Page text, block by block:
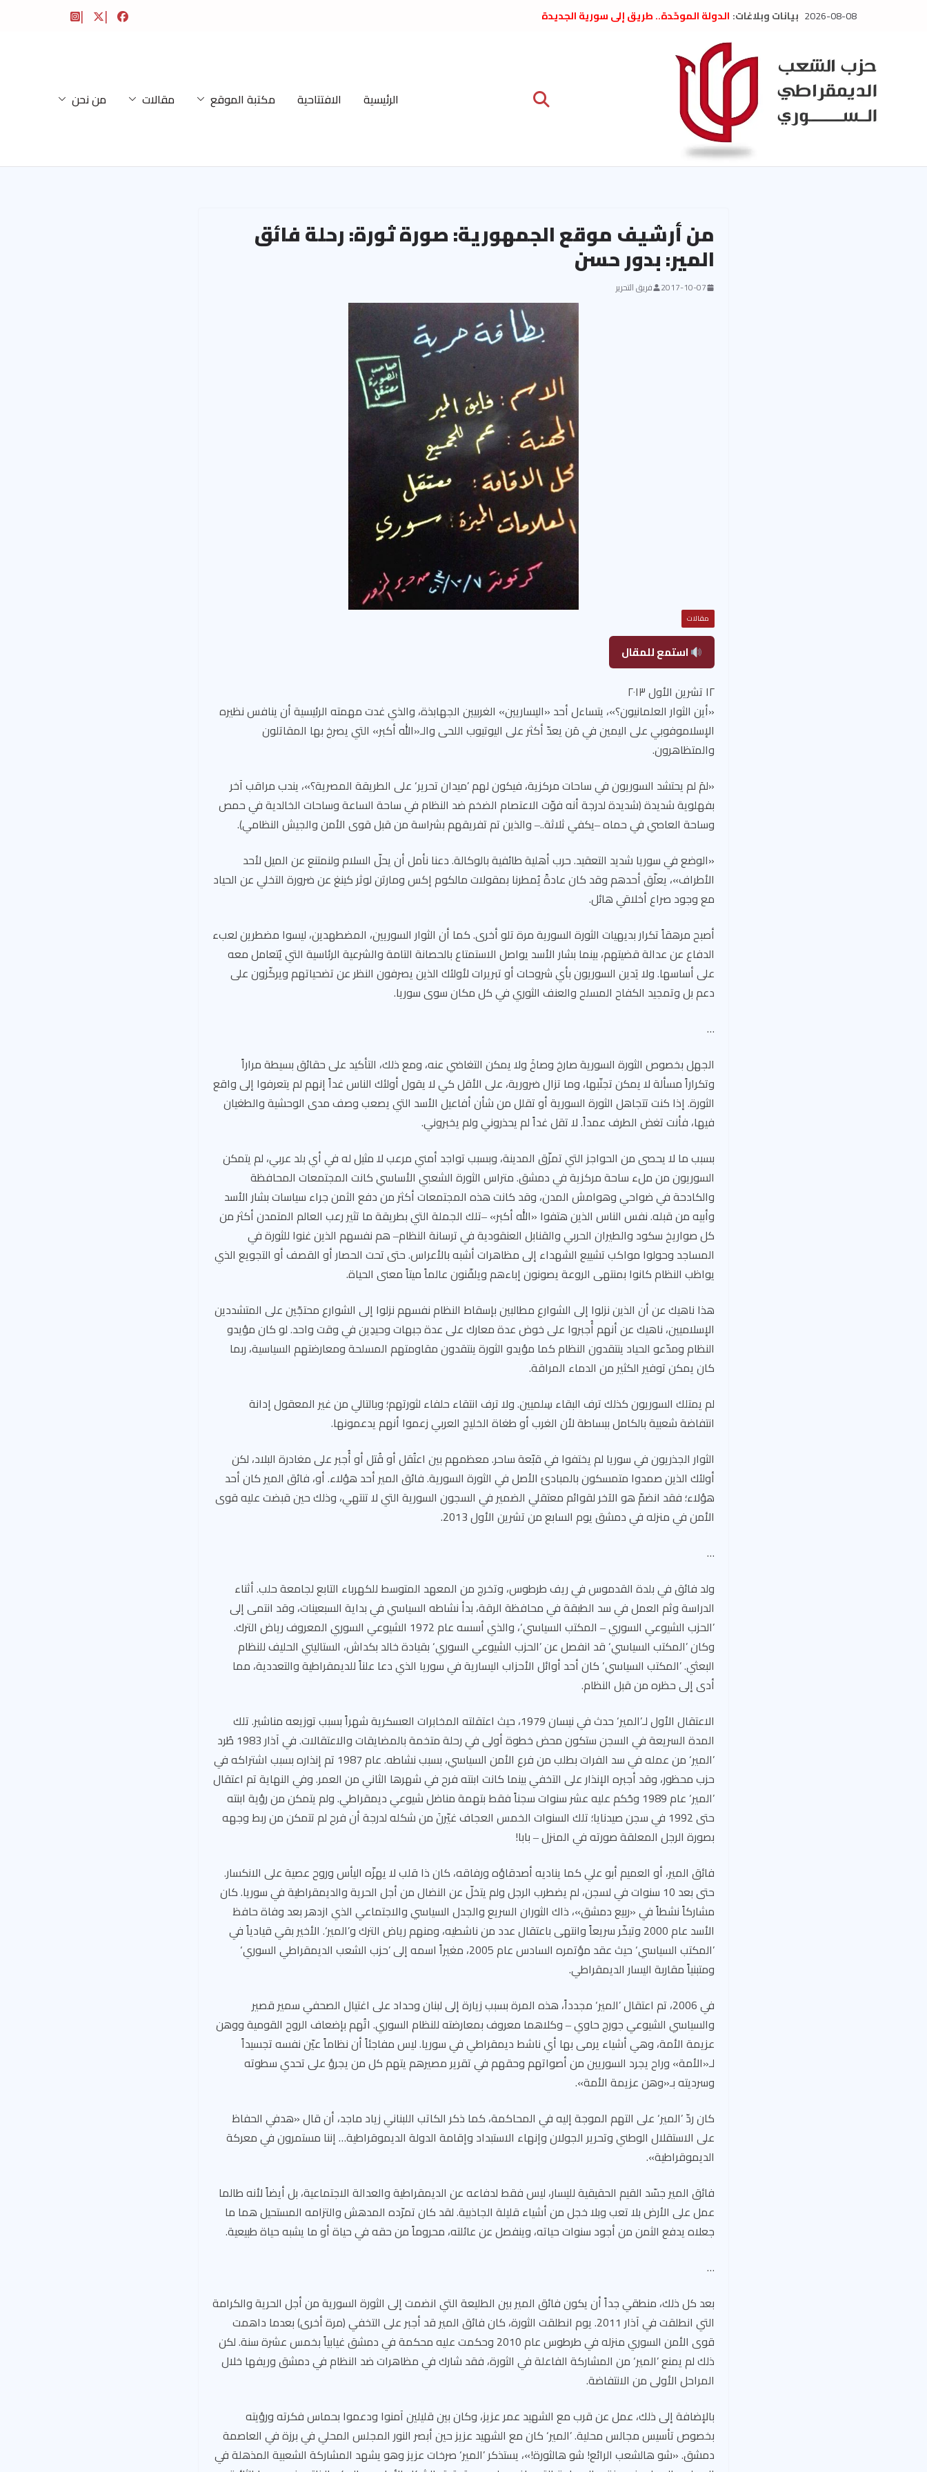
2026-08-08 بيانات وبلاغات: الدولة الموحّدة.. طريق إلى سورية الجديدة
تعزية بوفاة المناضل حسن عبدالعظيم الأمين
العام السابق لحزب الاتحاد الاشتراكي العربي
الديمقراطي
بلاغ صادر عن اجتماع اللجنة المركزية نيسان
الحرب الأمريكية الإسرائيلية على نظام الملالي
في إيران .. بيان من حزب الشعب الديمقراطي
السوري
الرئيسية الافتتاحية مكتبة الموقع مقالات من نحن
من أرشيف موقع الجمهورية: صورة ثورة: رحلة فائق
المير: بدور حسن
2017-10-07 فريق التحرير
مقالات
استمع للمقال
١٢ تشرين الأول ٢٠١٣
«أين الثوار العلمانيون؟»، يتساءل أحد «اليساريين» الغربيين الجهابذة، والذي غدت مهمته الرئيسية أن ينافس نظيره
الإسلاموفوبي على اليمين في مَن يعدّ أكثر على اليوتيوب اللحى والـ«الله أكبر» التي يصرخ بها المقاتلون
والمتظاهرون.
«لمَ لم يحتشد السوريون في ساحات مركزية، فيكون لهم ’ميدان تحرير‘ على الطريقة المصرية؟»، يندب مراقب آخر
بفهلوية شديدة (شديدة لدرجة أنه فوّت الاعتصام الضخم ضد النظام في ساحة الساعة وساحات الخالدية في حمص
وساحة العاصي في حماه ‒يكفي ثلاثة..‒ والذين تم تفريقهم بشراسة من قبل قوى الأمن والجيش النظامي).
«الوضع في سوريا شديد التعقيد. حرب أهلية طائفية بالوكالة. دعنا نأمل أن يحلّ السلام ولنمتنع عن الميل لأحد
الأطراف»، يعلّق أحدهم وقد كان عادةً يُمطرنا بمقولات مالكوم إكس ومارتن لوثر كينغ عن ضرورة التخلي عن الحياد
مع وجود صراع أخلاقي هائل.
أصبح مرهقاً تكرار بديهيات الثورة السورية مرة تلو أخرى. كما أن الثوار السوريين، المضطهدين، ليسوا مضطرين لعبء
الدفاع عن عدالة قضيتهم، بينما بشار الأسد يواصل الاستمتاع بالحصانة التامة والشرعية الرئاسية التي يُتعامل معه
على أساسها. ولا يَدين السوريون بأي شروحات أو تبريرات لأولئك الذين يصرفون النظر عن تضحياتهم ويركّزون على
دعم بل وتمجيد الكفاح المسلح والعنف الثوري في كل مكان سوى سوريا.
…
الجهل بخصوص الثورة السورية صارخ وصاخَ ولا يمكن التغاضي عنه، ومع ذلك، التأكيد على حقائق بسيطة مراراً
وتكراراً مسألة لا يمكن تجنّبها، وما تزال ضرورية، على الأقل كي لا يقول أولئك الناس غداً إنهم لم يتعرفوا إلى واقع
الثورة. إذا كنت تتجاهل الثورة السورية أو تقلل من شأن أفاعيل الأسد التي يصعب وصف مدى الوحشية والطغيان
فيها، فأنت تغض الطرف عمداً. لا تقل غداً لم يحذروني ولم يخبروني.
بسبب ما لا يحصى من الحواجز التي تمزّق المدينة، وبسبب تواجد أمني مرعب لا مثيل له في أي بلد عربي، لم يتمكن
السوريون من ملء ساحة مركزية في دمشق. متراس الثورة الشعبي الأساسي كانت المجتمعات المحافظة
والكادحة في ضواحي وهوامش المدن، وقد كانت هذه المجتمعات أكثر من دفع الثمن جراء سياسات بشار الأسد
وأبيه من قبله. نفس الناس الذين هتفوا «الله أكبر» ‒تلك الجملة التي بطريقة ما تثير رعب العالم المتمدن أكثر من
كل صواريخ سكود والطيران الحربي والقنابل العنقودية في ترسانة النظام‒ هم نفسهم الذين غنوا للثورة في
المساجد وحولوا مواكب تشييع الشهداء إلى مظاهرات أشبه بالأعراس. حتى تحت الحصار أو القصف أو التجويع الذي
يواظب النظام كانوا بمنتهى الروعة يصونون إباءهم ويلقّنون عالماً ميتاً معنى الحياة.
هذا ناهيك عن أن الذين نزلوا إلى الشوارع مطالبين بإسقاط النظام نفسهم نزلوا إلى الشوارع محتجّين على المتشددين
الإسلاميين، ناهيك عن أنهم أُجبروا على خوض عدة معارك على عدة جبهات وحيدِين في وقت واحد. لو كان مؤيدو
النظام ومدّعو الحياد ينتقدون النظام كما مؤيدو الثورة ينتقدون مقاومتهم المسلحة ومعارضتهم السياسية، ربما
كان يمكن توفير الكثير من الدماء المراقة.
لم يمتلك السوريون كذلك ترف البقاء سِلميين. ولا ترف انتقاء حلفاء لثورتهم؛ وبالتالي من غير المعقول إدانة
انتفاضة شعبية بالكامل ببساطة لأن الغرب أو طغاة الخليج العربي زعموا أنهم يدعمونها.
الثوار الجذريون في سوريا لم يختفوا في قبّعة ساحر. معظمهم بين اعتُقل أو قُتل أو أُجبر على مغادرة البلاد، لكن
أولئك الذين صمدوا متمسكون بالمبادئ الأصل في الثورة السورية. فائق المير أحد هؤلاء. أو، فائق المير كان أحد
هؤلاء؛ فقد انضمّ هو الآخر لقوائم معتقلي الضمير في السجون السورية التي لا تنتهي، وذلك حين قبضت عليه قوى
الأمن في منزله في دمشق يوم السابع من تشرين الأول 2013.
…
ولد فائق في بلدة القدموس في ريف طرطوس، وتخرج من المعهد المتوسط للكهرباء التابع لجامعة حلب. أثناء
الدراسة وثم العمل في سد الطبقة في محافظة الرقة، بدأ نشاطه السياسي في بداية السبعينات، وقد انتمى إلى
’الحزب الشيوعي السوري ‒ المكتب السياسي‘، والذي أسسه عام 1972 الشيوعي السوري المعروف رياض الترك.
وكان ’المكتب السياسي‘ قد انفصل عن ’الحزب الشيوعي السوري‘ بقيادة خالد بكداش، الستاليني الحليف للنظام
البعثي. ’المكتب السياسي‘ كان أحد أوائل الأحزاب اليسارية في سوريا الذي دعا علناً للديمقراطية والتعددية، مما
أدى إلى حظره من قبل النظام.
الاعتقال الأول لـ’المير‘ حدث في نيسان 1979، حيث اعتقلته المخابرات العسكرية شهراً بسبب توزيعه مناشير. تلك
المدة السريعة في السجن ستكون محض خطوة أولى في رحلة متخمة بالمضايقات والاعتقالات. في آذار 1983 طُرد
’المير‘ من عمله في سد الفرات بطلب من فرع الأمن السياسي، بسبب نشاطه. عام 1987 تم إنذاره بسبب اشتراكه في
حزب محظور، وقد أجبره الإنذار على التخفي بينما كانت ابنته فرح في شهرها الثاني من العمر. وفي النهاية تم اعتقال
’المير‘ عام 1989 وحُكم عليه عشر سنوات سجناً فقط بتهمة مناضل شيوعي ديمقراطي. ولم يتمكن من رؤية ابنته
حتى 1992 في سجن صيدنايا؛ تلك السنوات الخمس العجاف غيّرنَ من شكله لدرجة أن فرح لم تتمكن من ربط وجهه
بصورة الرجل المعلقة صورته في المنزل ‒ بابا!
فائق المير، أو العميم أبو علي كما يناديه أصدقاؤه ورفاقه، كان ذا قلب لا يهزّه اليأس وروح عصية على الانكسار.
حتى بعد 10 سنوات في لسجن، لم يضطرب الرجل ولم يتخلّ عن النضال من أجل الحرية والديمقراطية في سوريا. كان
مشاركاً نشطاً في «ربيع دمشق»، ذاك الثوران السريع والجدل السياسي والاجتماعي الذي ازدهر بعد وفاة حافظ
الأسد عام 2000 وتبخّر سريعاً وانتهى باعتقال عدد من ناشطيه، ومنهم رياض الترك و’المير‘. الأخير بقي قيادياً في
’المكتب السياسي‘ حيث عقد مؤتمره السادس عام 2005، مغيراً اسمه إلى ’حزب الشعب الديمقراطي السوري‘
ومتبنياً مقاربة اليسار الديمقراطي.
في 2006، تم اعتقال ’المير‘ مجدداً، هذه المرة بسبب زيارة إلى لبنان وحداد على اغتيال الصحفي سمير قصير
والسياسي الشيوعي جورج حاوي ‒ وكلاهما معروف بمعارضته للنظام السوري. اتُهم بإضعاف الروح القومية ووهن
عزيمة الأمة، وهي أشياء يرمى بها أي ناشط ديمقراطي في سوريا. ليس مفاجئاً أن نظاماً عيّن نفسه تجسيداً
لـ«الأمة» وراح يجرد السوريين من أصواتهم وحقهم في تقرير مصيرهم يتهم كل من يجرؤ على تحدي سطوته
وسرديته بـ«وهن عزيمة الأمة».
كان ردّ ’المير‘ على التهم الموجة إليه في المحاكمة، كما ذكر الكاتب اللبناني زياد ماجد، أن قال «هدفي الحفاظ
على الاستقلال الوطني وتحرير الجولان وإنهاء الاستبداد وإقامة الدولة الديموقراطية… إننا مستمرون في معركة
الديموقراطية».
فائق المير جسّد القيم الحقيقية لليسار، ليس فقط لدفاعه عن الديمقراطية والعدالة الاجتماعية، بل أيضاً لأنه طالما
عمل على الأرض بلا تعب وبلا خجل من أشياء قليلة الجاذبية. لقد كان تمرّده المدهش والتزامه المستحيل هما ما
جعلاه يدفع الثمن من أجود سنوات حياته، وينفصل عن عائلته، محروماً من حقه في حياة أو ما يشبه حياة طبيعية.
…
بعد كل ذلك، منطقي جداً أن يكون فائق المير بين الطليعة التي انضمت إلى الثورة السورية من أجل الحرية والكرامة
التي انطلقت في آذار 2011. يوم انطلقت الثورة، كان فائق المير قد أجبر على التخفي (مرة أخرى) بعدما داهمت
قوى الأمن السوري منزله في طرطوس عام 2010 وحكمت عليه محكمة في دمشق غيابياً بخمس عشرة سنة. لكن
ذلك لم يمنع ’المير‘ من المشاركة الفاعلة في الثورة، فقد شارك في مظاهرات ضد النظام في دمشق وريفها خلال
المراحل الأولى من الانتفاضة.
بالإضافة إلى ذلك، عمل عن قرب مع الشهيد عمر عزيز، وكان بين قليلين آمنوا ودعموا بحماس فكرته ورؤيته
بخصوص تأسيس مجالس محلية. ’المير‘ كان مع الشهيد عزيز حين أبصر النور المجلس المحلي في برزة في العاصمة
دمشق. «شو هالشعب الرائع! شو هالثورة!»، يستذكر ’المير‘ صرخات عزيز وهو يشهد المشاركة الشعبية المذهلة في